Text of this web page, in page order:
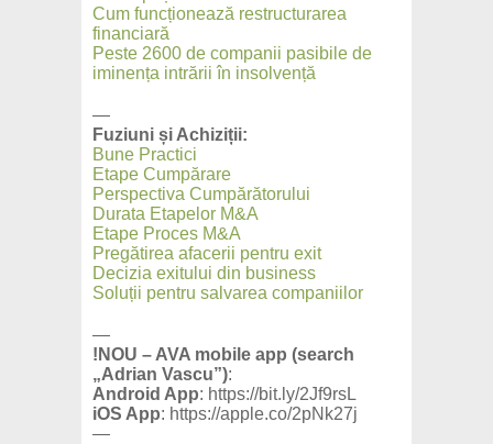
Cum funcționează restructurarea
financiară
Peste 2600 de companii pasibile de
iminența intrării în insolvență
—
Fuziuni și Achiziții:
Bune Practici
Etape Cumpărare
Perspectiva Cumpărătorului
Durata Etapelor M&A
Etape Proces M&A
Pregătirea afacerii pentru exit
Decizia exitului din business
Soluții pentru salvarea companiilor
—
!NOU – AVA mobile app (search
„Adrian Vascu”):
Android App: https://bit.ly/2Jf9rsL
iOS App: https://apple.co/2pNk27j
—